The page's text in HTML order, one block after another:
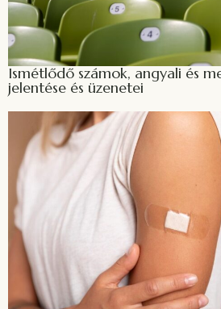
Ismétlődő számok, angyali és
jelentése és üzenetei